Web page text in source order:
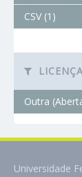
CSV (1)
Outra
Universidade